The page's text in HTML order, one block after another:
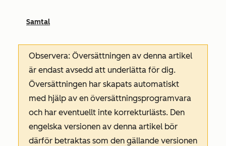
Samtal
Observera: Översättningen av denna artikel
är endast avsedd att underlätta för dig.
Översättningen har skapats automatiskt
med hjälp av en översättningsprogramvara
och har eventuellt inte korrekturlästs. Den
engelska versionen av denna artikel bör
därför betraktas som den gällande versionen